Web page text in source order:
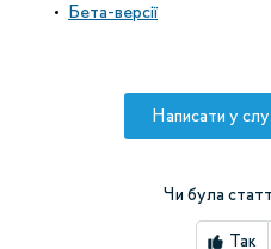
Бета-версії
Написати у
Чи була
Так